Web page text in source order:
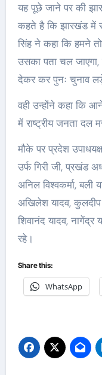
यह पूछे जाने पर की
कहते है कि झारखंड में
सिंह ने कहा कि हमने
उसका पता चल जाएगा,
देकर कर पुनः चुनाव
वही उन्होंने कहा कि
में राष्ट्रीय जनता दल
मौके पर प्रदेश
उर्फ गिरी जी, प्रखंड
अनिल विश्वकर्मा, बली
अखिलेश यादव, कुलदीप
शिवानंद यादव, नागेंद्र
रहे।
Share this:
WhatsApp